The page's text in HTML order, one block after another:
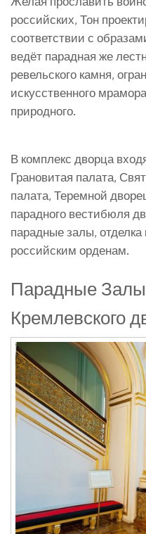
российских, Тон
соответствии с
ведёт парадная же
ревельского камня,
искусственного
природного.
В комплекс дворца
Грановитая палата,
палата, Теремной
парадного вестибюля
парадные залы,
российским орденам.
Парадные
Кремлевского